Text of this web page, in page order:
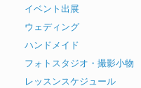
イベント出展
ウェディング
ハンドメイド
フォトスタジオ・撮影小物
レッスンスケジュール